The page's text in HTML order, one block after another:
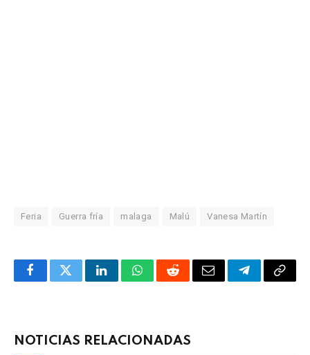
Feria Guerra fría malaga Malú Vanesa Martín
FacebookTwitterLinkedInWhatsAppRedditCorreoTelegrama
NOTICIAS RELACIONADAS